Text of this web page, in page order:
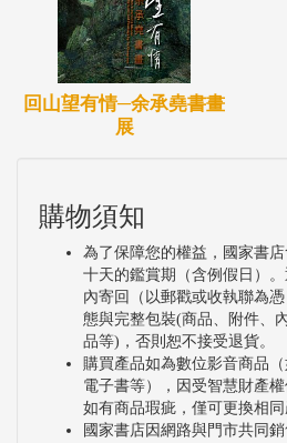
回山望有情─余承堯書畫
展
購物須知
為了保障您的權益，國家書
十天的鑑賞期（含例假日）
內寄回（以郵戳或收執聯為
態與完整包裝(商品、附件、
品等)，否則恕不接受退貨。
購買產品如為數位影音商品（
電子書等），因受智慧財產
如有商品瑕疵，僅可更換相同
國家書店因網路與門市共同